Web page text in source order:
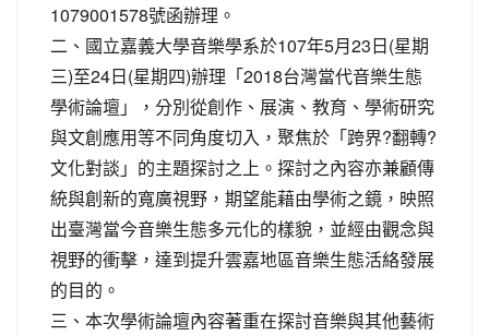
1079001578號函辦理。
二、國立嘉義大學音樂學系於107年5月23日(星期
三)至24日(星期四)辦理「2018台灣當代音樂生態
學術論壇」，分別從創作、展演、教育、學術研究
與文創應用等不同角度切入，聚焦於「跨界?翻轉?
文化對談」的主題探討之上。探討之內容亦兼顧傳
統與創新的寬廣視野，期望能藉由學術之鏡，映照
出臺灣當今音樂生態多元化的樣貌，並經由觀念與
視野的衝擊，達到提升雲嘉地區音樂生態活絡發展
的目的。
三、本次學術論壇內容著重在探討音樂與其他藝術